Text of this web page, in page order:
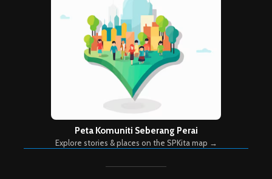
Peta Komuniti Seberang Perai
Explore stories & places on the SPKita map →